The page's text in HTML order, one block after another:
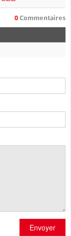
0 Commentaires
Envoyer